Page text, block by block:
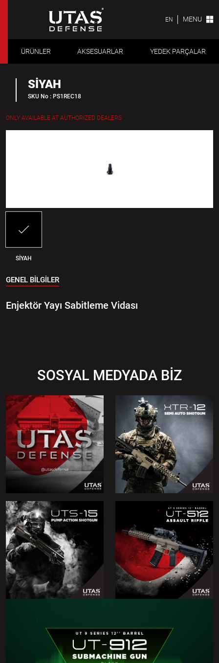
EN MENU
ÜRÜNLER AKSESUARLAR YEDEK PARÇALAR
SİYAH
SKU No : PS1REC18
ONLY AVAILABLE AT AUTHORIZED DEALERS
SİYAH
GENEL BİLGİLER
Enjektör Yayı Sabitleme Vidası
SOSYAL MEDYADA BİZ